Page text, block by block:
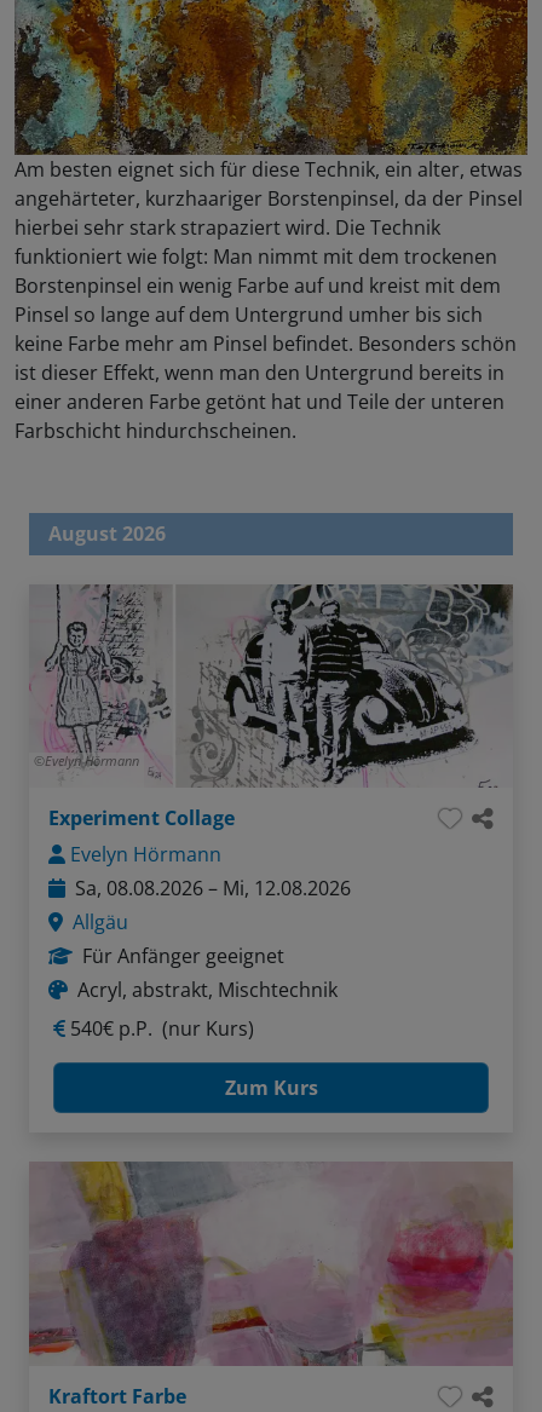
Am besten eignet sich für diese Technik, ein alter, etwas
angehärteter, kurzhaariger Borstenpinsel, da der Pinsel
hierbei sehr stark strapaziert wird. Die Technik
funktioniert wie folgt: Man nimmt mit dem trockenen
Borstenpinsel ein wenig Farbe auf und kreist mit dem
Pinsel so lange auf dem Untergrund umher bis sich
keine Farbe mehr am Pinsel befindet. Besonders schön
ist dieser Effekt, wenn man den Untergrund bereits in
einer anderen Farbe getönt hat und Teile der unteren
Farbschicht hindurchscheinen.
August 2026
Evelyn Hörmann
Experiment Collage
Evelyn Hörmann
Sa, 08.08.2026 – Mi, 12.08.2026
Allgäu
Für Anfänger geeignet
Acryl, abstrakt, Mischtechnik
540€ p.P. (nur Kurs)
Zum Kurs
Kraftort Farbe